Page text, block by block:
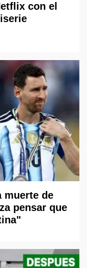
con el
muerte de
pensar que